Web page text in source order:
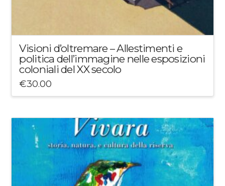
Visioni d’oltremare – Allestimenti e
politica dell’immagine nelle esposizioni
coloniali del XX secolo
€30.00